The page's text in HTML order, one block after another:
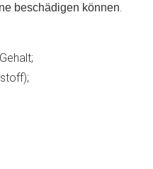
beschädigen können.